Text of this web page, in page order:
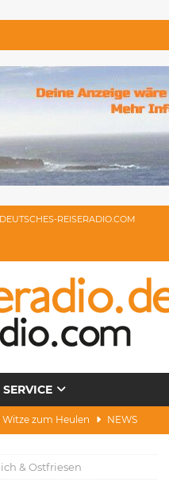
REISERADIO.COM
SERVICE
zum Heulen NEWS
& Warnung
& Ostfriesen